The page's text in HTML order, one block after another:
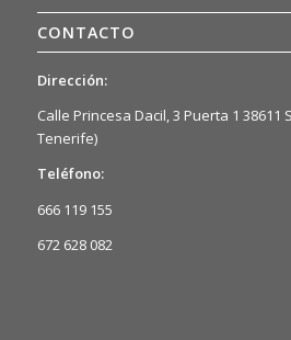
CONTACTO
Dirección:
Calle Princesa Dacil, 3 Puerta 1 38611
Tenerife)
Teléfono:
666 119 155
672 628 082